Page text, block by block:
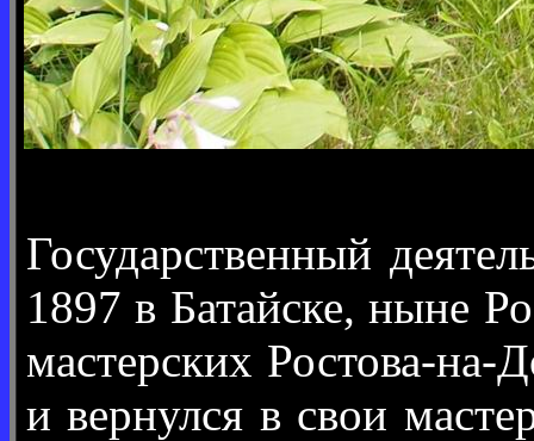
Государственный
1897 в Батайске, ныне
мастерских Ростова-
и вернулся в свои